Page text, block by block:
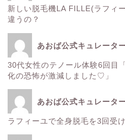
新しい脱毛機LA FILLE(ラフィ
違うの？
あおば公式キュレータ
30代女性のテノール体験6回目
化の恐怖が激減しました♡」
あおば公式キュレータ
ラフィーユで全身脱毛を3回受
レー